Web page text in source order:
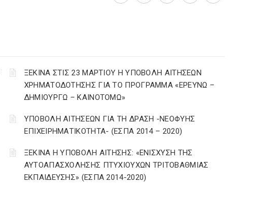
ΞΕΚΙΝΑ ΣΤΙΣ 23 ΜΑΡΤΙΟΥ Η ΥΠΟΒΟΛΗ ΑΙΤΗΣΕΩΝ
ΧΡΗΜΑΤΟΔΟΤΗΣΗΣ ΓΙΑ ΤΟ ΠΡΟΓΡΑΜΜΑ «ΕΡΕΥΝΩ –
ΔΗΜΙΟΥΡΓΩ – ΚΑΙΝΟΤΟΜΩ»
ΥΠΟΒΟΛΗ ΑΙΤΗΣΕΩΝ ΓΙΑ ΤΗ ΔΡΑΣΗ -ΝΕΟΦΥΗΣ
ΕΠΙΧΕΙΡΗΜΑΤΙΚΟΤΗΤΑ- (ΕΣΠΑ 2014 – 2020)
ΞΕΚΙΝΑ Η ΥΠΟΒΟΛΗ ΑΙΤΗΣΗΣ: «ΕΝΙΣΧΥΣΗ ΤΗΣ
ΑΥΤΟΑΠΑΣΧΟΛΗΣΗΣ ΠΤΥΧΙΟΥΧΩΝ ΤΡΙΤΟΒΑΘΜΙΑΣ
ΕΚΠΑΙΔΕΥΣΗΣ» (ΕΣΠΑ 2014-2020)